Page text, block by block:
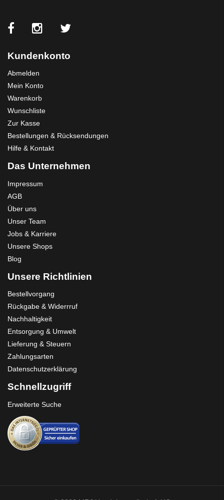
Kundenkonto
Abmelden
Mein Konto
Warenkorb
Wunschliste
Zur Kasse
Bestellungen & Rücksendungen
Hilfe & Kontakt
Das Unternehmen
Impressum
AGB
Über uns
Unser Team
Jobs & Karriere
Unsere Shops
Blog
Unsere Richtlinien
Bestellvorgang
Rückgabe & Widerrruf
Nachhaltigkeit
Entsorgung & Umwelt
Lieferung & Steuern
Zahlungsarten
Datenschutzerklärung
Schnellzugriff
Erweiterte Suche